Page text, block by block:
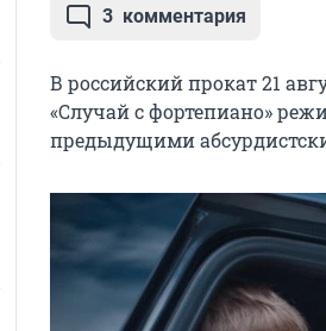
3 комментария
В российский прокат 21
«Случай с фортепиано»
предыдущими